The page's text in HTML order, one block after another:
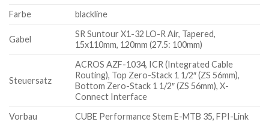
Farbe
blackline
Gabel
SR Suntour X1-32 LO-R Air, Tapered,
15x110mm, 120mm (27.5: 100mm)
Steuersatz
ACROS AZF-1034, ICR (Integrated Cable
Routing), Top Zero-Stack 1 1/2″ (ZS 56mm),
Bottom Zero-Stack 1 1/2″ (ZS 56mm), X-
Connect Interface
Vorbau
CUBE Performance Stem E-MTB 35, FPI-Link